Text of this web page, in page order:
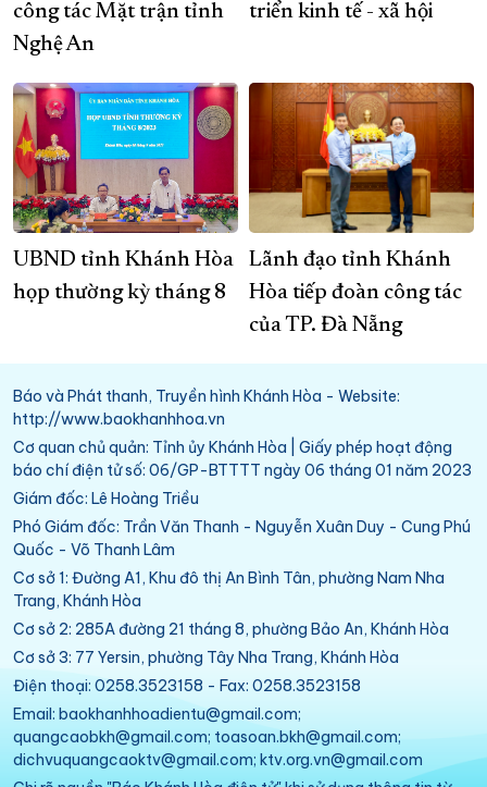
công tác Mặt trận tỉnh
Nghệ An
triển kinh tế - xã hội
UBND tỉnh Khánh Hòa
họp thường kỳ tháng 8
Lãnh đạo tỉnh Khánh
Hòa tiếp đoàn công tác
của TP. Đà Nẵng
Báo và Phát thanh, Truyền hình Khánh Hòa - Website:
http://www.baokhanhhoa.vn
Cơ quan chủ quản: Tỉnh ủy Khánh Hòa | Giấy phép hoạt động
báo chí điện tử số: 06/GP-BTTTT ngày 06 tháng 01 năm 2023
Giám đốc: Lê Hoàng Triều
Phó Giám đốc: Trần Văn Thanh - Nguyễn Xuân Duy - Cung Phú
Quốc - Võ Thanh Lâm
Cơ sở 1: Đường A1, Khu đô thị An Bình Tân, phường Nam Nha
Trang, Khánh Hòa
Cơ sở 2: 285A đường 21 tháng 8, phường Bảo An, Khánh Hòa
Cơ sở 3: 77 Yersin, phường Tây Nha Trang, Khánh Hòa
Điện thoại: 0258.3523158 - Fax: 0258.3523158
Email: baokhanhhoadientu@gmail.com;
quangcaobkh@gmail.com; toasoan.bkh@gmail.com;
dichvuquangcaoktv@gmail.com; ktv.org.vn@gmail.com